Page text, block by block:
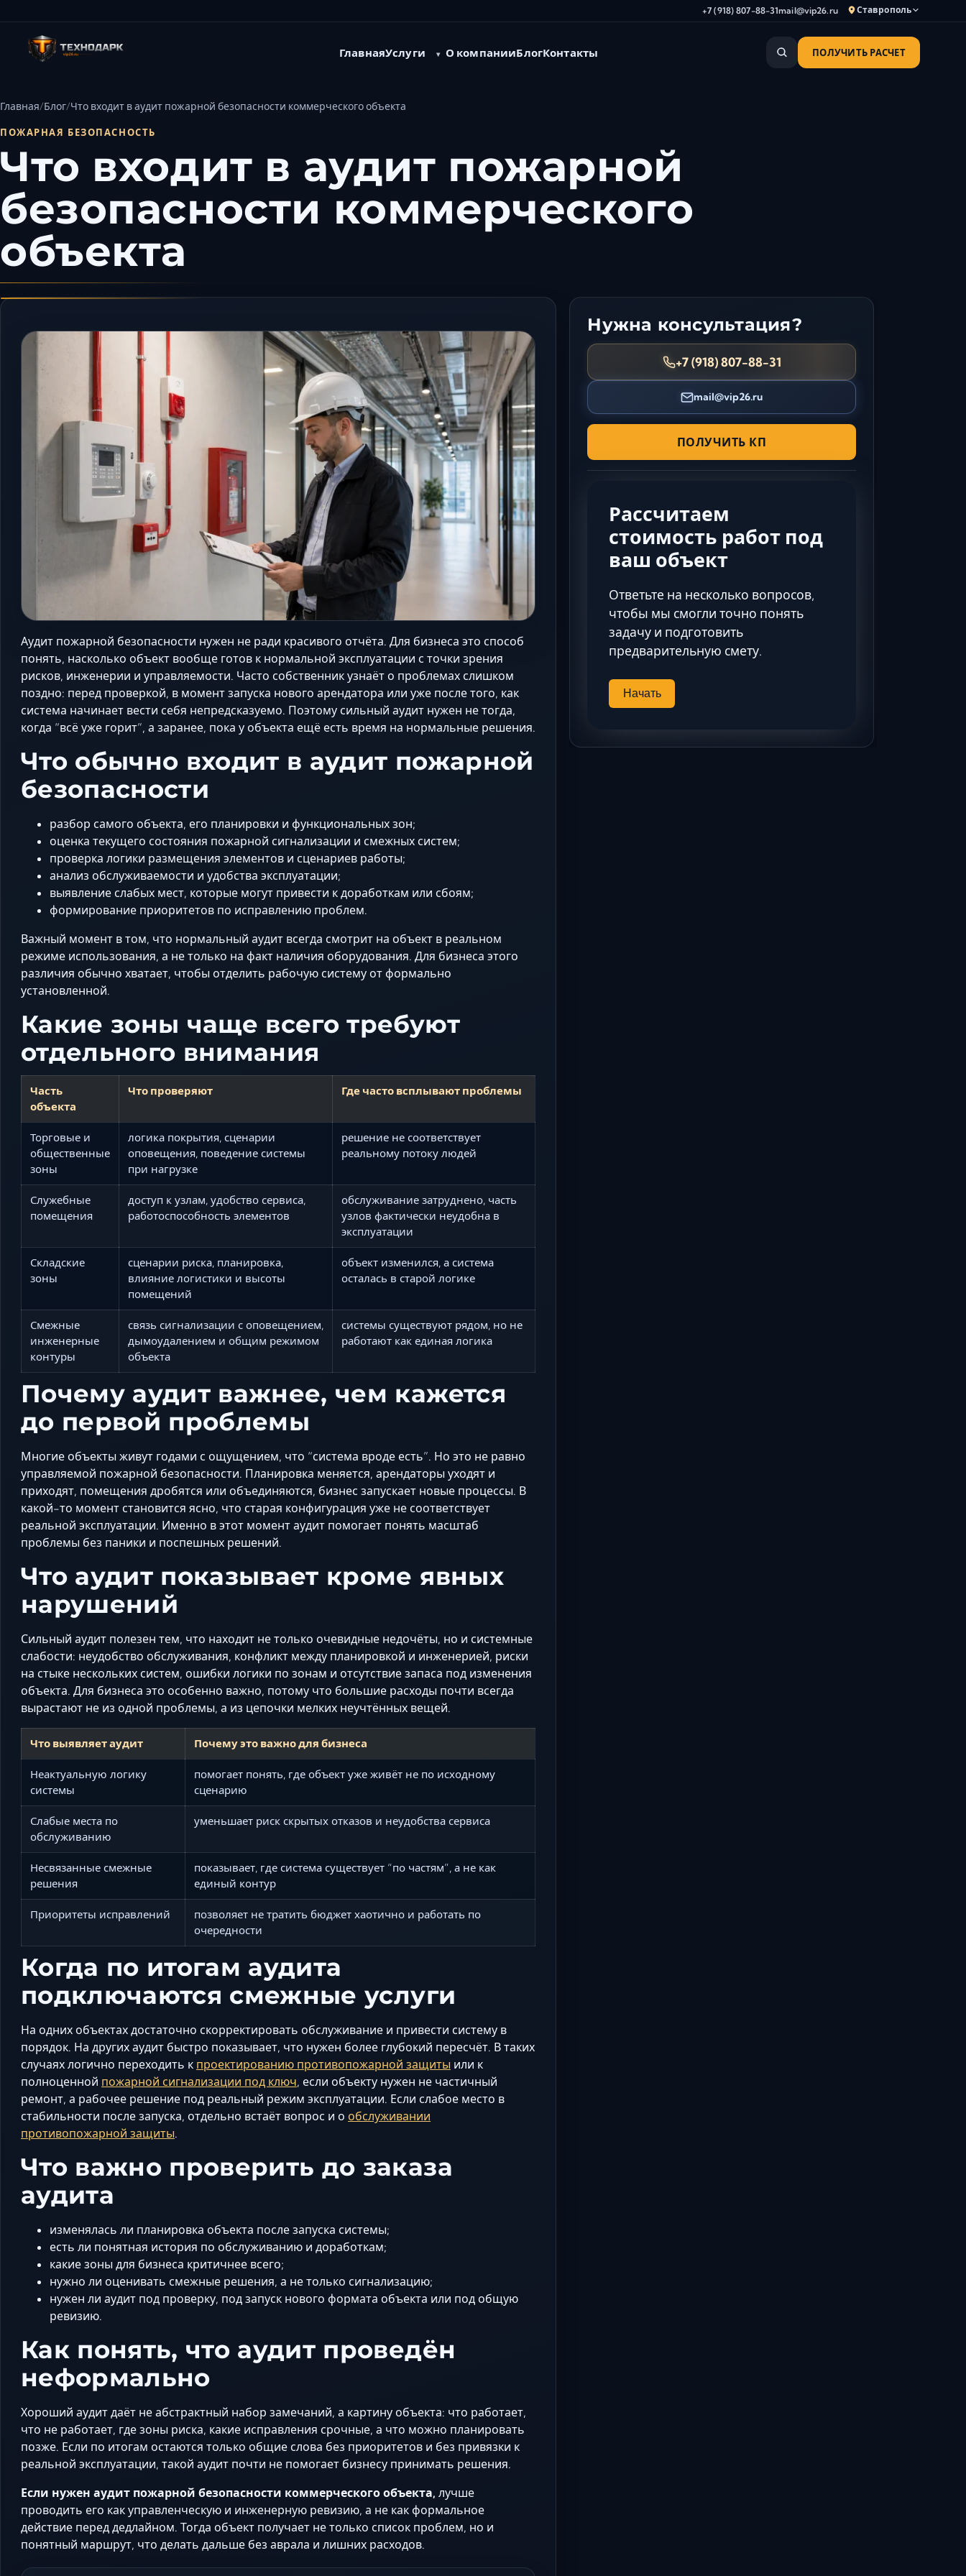
+7 (918) 807-88-31mail@vip26.ru Ставрополь
Керчь
Кисловодск
Минеральные Воды
Пятигорск
Симферополь
ГлавнаяУслуги О компанииБлогКонтакты ПОЛУЧИТЬ РАСЧЕТ
Главная Блог Что входит в аудит пожарной безопасности коммерческого объекта
ПОЖАРНАЯ БЕЗОПАСНОСТЬ
Что входит в аудит пожарной
безопасности коммерческого
объекта
Аудит пожарной безопасности нужен не ради красивого отчёта. Для бизнеса это способ
понять, насколько объект вообще готов к нормальной эксплуатации с точки зрения
рисков, инженерии и управляемости. Часто собственник узнаёт о проблемах слишком
поздно: перед проверкой, в момент запуска нового арендатора или уже после того, как
система начинает вести себя непредсказуемо. Поэтому сильный аудит нужен не тогда,
когда “всё уже горит”, а заранее, пока у объекта ещё есть время на нормальные решения.
Что обычно входит в аудит пожарной
безопасности
разбор самого объекта, его планировки и функциональных зон;
оценка текущего состояния пожарной сигнализации и смежных систем;
проверка логики размещения элементов и сценариев работы;
анализ обслуживаемости и удобства эксплуатации;
выявление слабых мест, которые могут привести к доработкам или сбоям;
формирование приоритетов по исправлению проблем.
Важный момент в том, что нормальный аудит всегда смотрит на объект в реальном
режиме использования, а не только на факт наличия оборудования. Для бизнеса этого
различия обычно хватает, чтобы отделить рабочую систему от формально
установленной.
Какие зоны чаще всего требуют
отдельного внимания
Часть
объекта
Что проверяют Где часто всплывают проблемы
Торговые и
общественные
зоны
логика покрытия, сценарии
оповещения, поведение системы
при нагрузке
решение не соответствует
реальному потоку людей
Служебные
помещения
доступ к узлам, удобство сервиса,
работоспособность элементов
обслуживание затруднено, часть
узлов фактически неудобна в
эксплуатации
Складские
зоны
сценарии риска, планировка,
влияние логистики и высоты
помещений
объект изменился, а система
осталась в старой логике
Смежные
инженерные
контуры
связь сигнализации с оповещением,
дымоудалением и общим режимом
объекта
системы существуют рядом, но не
работают как единая логика
Почему аудит важнее, чем кажется
до первой проблемы
Многие объекты живут годами с ощущением, что “система вроде есть”. Но это не равно
управляемой пожарной безопасности. Планировка меняется, арендаторы уходят и
приходят, помещения дробятся или объединяются, бизнес запускает новые процессы. В
какой-то момент становится ясно, что старая конфигурация уже не соответствует
реальной эксплуатации. Именно в этот момент аудит помогает понять масштаб
проблемы без паники и поспешных решений.
Что аудит показывает кроме явных
нарушений
Сильный аудит полезен тем, что находит не только очевидные недочёты, но и системные
слабости: неудобство обслуживания, конфликт между планировкой и инженерией, риски
на стыке нескольких систем, ошибки логики по зонам и отсутствие запаса под изменения
объекта. Для бизнеса это особенно важно, потому что большие расходы почти всегда
вырастают не из одной проблемы, а из цепочки мелких неучтённых вещей.
Что выявляет аудит Почему это важно для бизнеса
Неактуальную логику
системы
помогает понять, где объект уже живёт не по исходному
сценарию
Слабые места по
обслуживанию
уменьшает риск скрытых отказов и неудобства сервиса
Несвязанные смежные
решения
показывает, где система существует “по частям”, а не как
единый контур
Приоритеты исправлений
позволяет не тратить бюджет хаотично и работать по
очередности
Когда по итогам аудита
подключаются смежные услуги
На одних объектах достаточно скорректировать обслуживание и привести систему в
порядок. На других аудит быстро показывает, что нужен более глубокий пересчёт. В таких
случаях логично переходить к проектированию противопожарной защиты или к
полноценной пожарной сигнализации под ключ, если объекту нужен не частичный
ремонт, а рабочее решение под реальный режим эксплуатации. Если слабое место в
стабильности после запуска, отдельно встаёт вопрос и о обслуживании
противопожарной защиты.
Что важно проверить до заказа
аудита
изменялась ли планировка объекта после запуска системы;
есть ли понятная история по обслуживанию и доработкам;
какие зоны для бизнеса критичнее всего;
нужно ли оценивать смежные решения, а не только сигнализацию;
нужен ли аудит под проверку, под запуск нового формата объекта или под общую
ревизию.
Как понять, что аудит проведён
неформально
Хороший аудит даёт не абстрактный набор замечаний, а картину объекта: что работает,
что не работает, где зоны риска, какие исправления срочные, а что можно планировать
позже. Если по итогам остаются только общие слова без приоритетов и без привязки к
реальной эксплуатации, такой аудит почти не помогает бизнесу принимать решения.
Если нужен аудит пожарной безопасности коммерческого объекта, лучше
проводить его как управленческую и инженерную ревизию, а не как формальное
действие перед дедлайном. Тогда объект получает не только список проблем, но и
понятный маршрут, что делать дальше без аврала и лишних расходов.
Нужна консультация?
+7 (918) 807-88-31
mail@vip26.ru
ПОЛУЧИТЬ КП
Рассчитаем
стоимость работ под
ваш объект
Ответьте на несколько вопросов,
чтобы мы смогли точно понять
задачу и подготовить
предварительную смету.
Начать